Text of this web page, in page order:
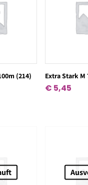
(214) Extra Stark M
€ 5,45